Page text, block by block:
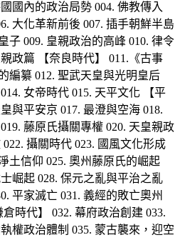
國內的政治局勢 004. 佛教傳入
大化革新前後 007. 插手朝鮮半島
子 009. 皇親政治的高峰 010. 律令
政篇 【奈良時代】 011.《古事
編纂 012. 聖武天皇與光明皇后
女帝時代 015. 天平文化 【平
與平安京 017. 最澄與空海 018.
藤原氏攝關專權 020. 天皇親政
攝關時代 023. 國風文化形成
土信仰 025. 奧州藤原氏的崛起
崛起 028. 保元之亂與平治之亂
平家滅亡 031. 義經的敗亡奧州
時代】 032. 幕府政治創建 033.
權政治體制 035. 蒙古襲來，迎空